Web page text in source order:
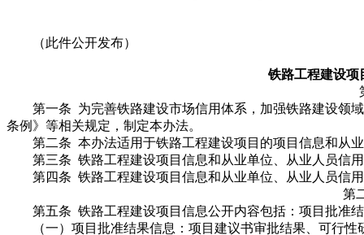
（此件公开发布）
铁路工程建设项
第一条 为完善铁路建设市场信用体系，加强铁路建设领域
条例》等相关规定，制定本办法。
第二条 本办法适用于铁路工程建设项目的项目信息和从业
第三条 铁路工程建设项目信息和从业单位、从业人员信用
第四条 铁路工程建设项目信息和从业单位、从业人员信用
第
第五条 铁路工程建设项目信息公开内容包括：项目批准结
（一）项目批准结果信息：项目建议书审批结果、可行性